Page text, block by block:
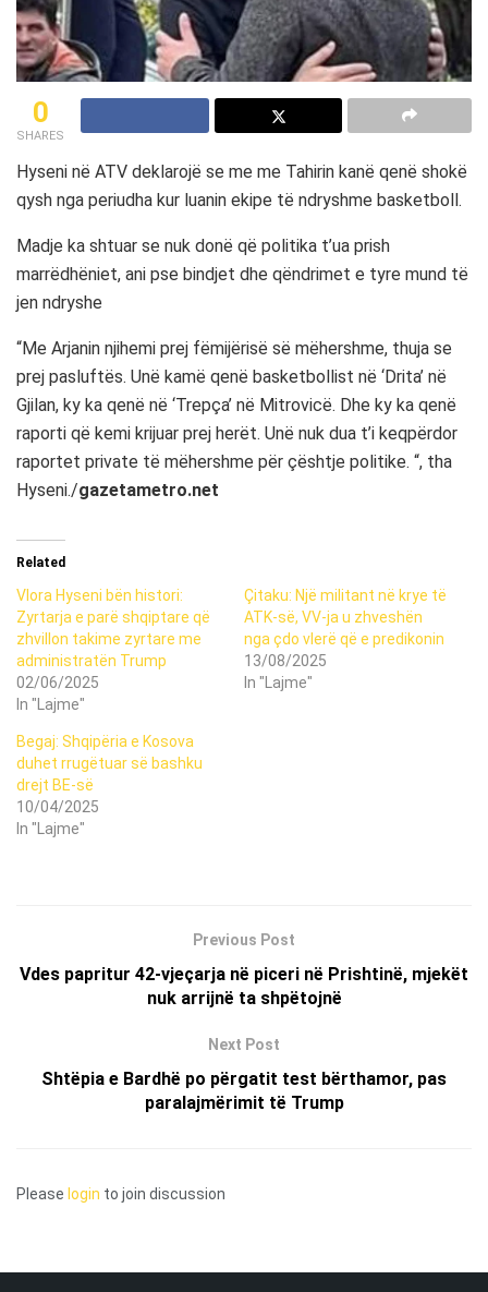
0
SHARES
Hyseni në ATV deklarojë se me me Tahirin kanë qenë shokë
qysh nga periudha kur luanin ekipe të ndryshme basketboll.
Madje ka shtuar se nuk donë që politika t’ua prish
marrëdhëniet, ani pse bindjet dhe qëndrimet e tyre mund të
jen ndryshe
“Me Arjanin njihemi prej fëmijërisë së mëhershme, thuja se
prej pasluftës. Unë kamë qenë basketbollist në ‘Drita’ në
Gjilan, ky ka qenë në ‘Trepça’ në Mitrovicë. Dhe ky ka qenë
raporti që kemi krijuar prej herët. Unë nuk dua t’i keqpërdor
raportet private të mëhershme për çështje politike. “, tha
Hyseni./gazetametro.net
Related
Vlora Hyseni bën histori:
Zyrtarja e parë shqiptare që
zhvillon takime zyrtare me
administratën Trump
02/06/2025
In "Lajme"
Çitaku: Një militant në krye të
ATK-së, VV-ja u zhveshën
nga çdo vlerë që e predikonin
13/08/2025
In "Lajme"
Begaj: Shqipëria e Kosova
duhet rrugëtuar së bashku
drejt BE-së
10/04/2025
In "Lajme"
Previous Post
Vdes papritur 42-vjeçarja në piceri në Prishtinë, mjekët
nuk arrijnë ta shpëtojnë
Next Post
Shtëpia e Bardhë po përgatit test bërthamor, pas
paralajmërimit të Trump
Please login to join discussion